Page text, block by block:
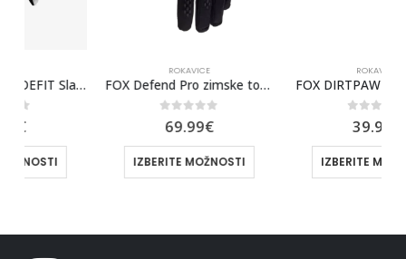
FOX Defend Pro zimske tople rokavice
IZBERITE MOŽNOSTI
FOX DIRTPAW GLOVE [BLU]
IZBERITE MOŽNOSTI